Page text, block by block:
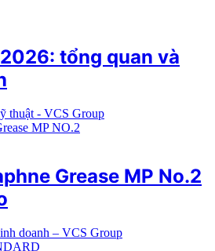
tổng quan và
thuật - VCS Group
Grease MP No.2
doanh – VCS Group